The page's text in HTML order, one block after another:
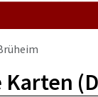
Karten